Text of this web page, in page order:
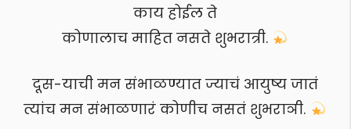
काय होईल ते
कोणालाच माहित नसते शुभरात्री.
दूस-याची मन संभाळण्यात ज्याचं आयुष्य जातं
त्यांच मन संभाळणारं कोणीच नसतं शुभराञी.